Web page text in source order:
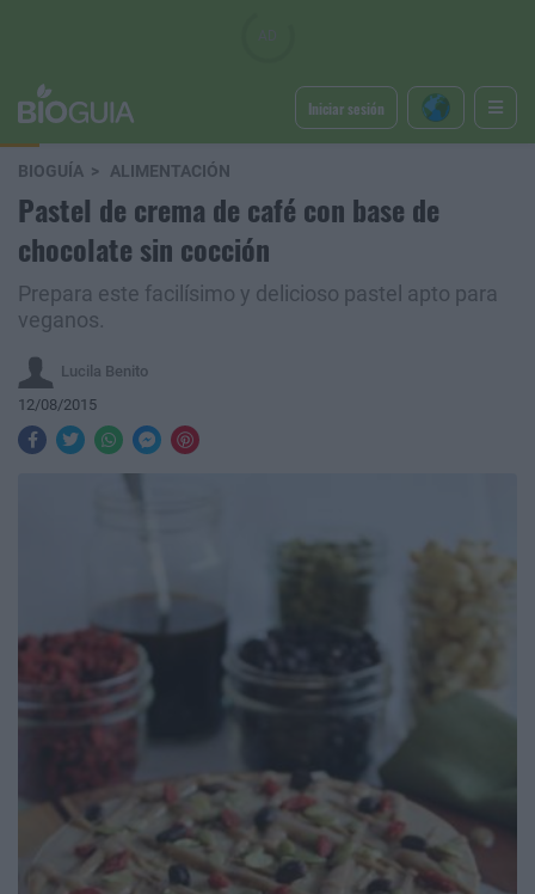
Iniciar sesión
BIOGUÍA ALIMENTACIÓN
Pastel de crema de café con base de
chocolate sin cocción
Prepara este facilísimo y delicioso pastel apto para
veganos.
Lucila Benito
12/08/2015